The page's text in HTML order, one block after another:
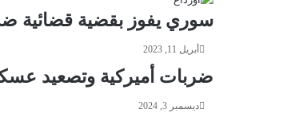
سوري يفوز بقضية قضائية
أبريل 11, 2023
ضربات أميركية وتصعيد
ديسمبر 3, 2024